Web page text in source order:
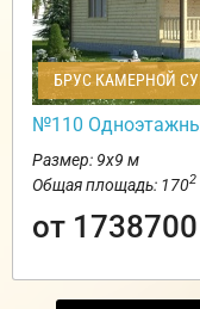
БРУС КАМЕРНОЙ
№110
Размер: 9х9 м
Общая площадь: 1702
от 1738700